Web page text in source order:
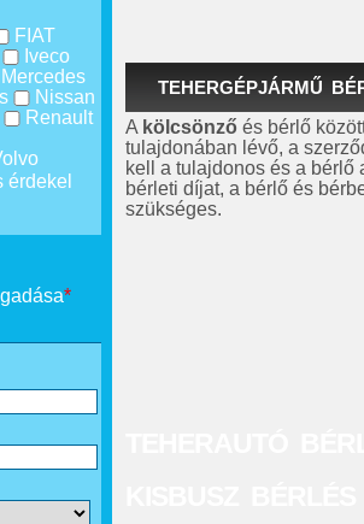
FIAT
Iveco
Mercedes
Nissan
Renault
érdekel
*
TEHERGÉPJÁRMŰ
A kölcsönző és bérlő
tulajdonában lévő, a
kell a tulajdonos és a bérlő
bérleti díjat, a bérlő és
szükséges.